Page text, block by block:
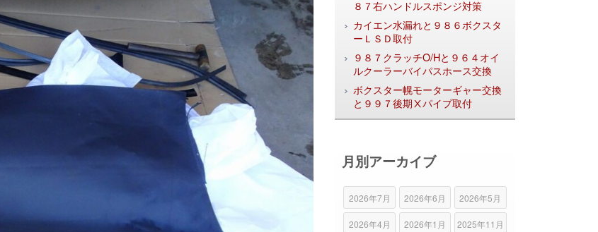
８７右ハンドルスポンジ対策
カイエン水漏れと９８６ボクスタ
ーＬＳＤ取付
９８７クラッチO/Hと９６４オイ
ルクーラーバイパスホース交換
ボクスター幌モーターギャー交換
と９９７後期Ⅹパイプ取付
月別アーカイブ
2026年7月 2026年6月 2026年5月
2026年4月 2026年1月 2025年11月